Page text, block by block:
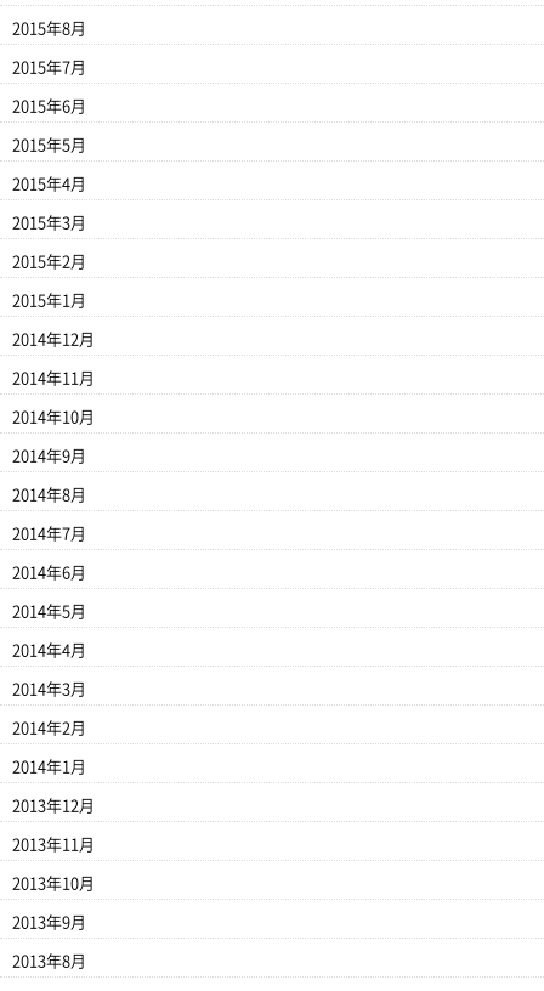
2015年8月
2015年7月
2015年6月
2015年5月
2015年4月
2015年3月
2015年2月
2015年1月
2014年12月
2014年11月
2014年10月
2014年9月
2014年8月
2014年7月
2014年6月
2014年5月
2014年4月
2014年3月
2014年2月
2014年1月
2013年12月
2013年11月
2013年10月
2013年9月
2013年8月